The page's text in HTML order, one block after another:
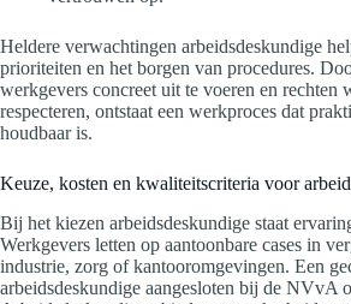
Heldere verwachtingen arbeidsdeskundige
prioriteiten en het borgen van procedures.
werkgevers concreet uit te voeren en rechten
respecteren, ontstaat een werkproces dat
houdbaar is.
Keuze, kosten en kwaliteitscriteria voor
Bij het kiezen arbeidsdeskundige staat
Werkgevers letten op aantoonbare cases in
industrie, zorg of kantooromgevingen. Een
arbeidsdeskundige aangesloten bij de NVvA